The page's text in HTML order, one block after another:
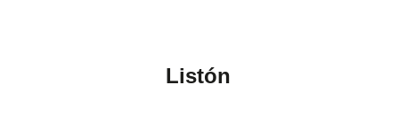
Listón